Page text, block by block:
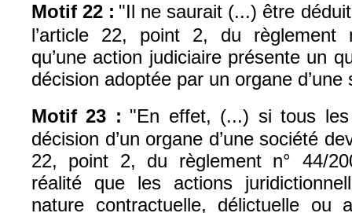
Motif 22 : "Il ne saurait (...) être
l’article 22, point 2, du règlement
qu’une action judiciaire présente un
décision adoptée par un organe d’une
Motif 23 : "En effet, (...) si tous
décision d’un organe d’une société
22, point 2, du règlement n° 44/
réalité que les actions
nature contractuelle, délictuelle ou